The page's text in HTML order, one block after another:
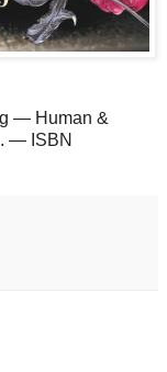
— Human &
— ISBN